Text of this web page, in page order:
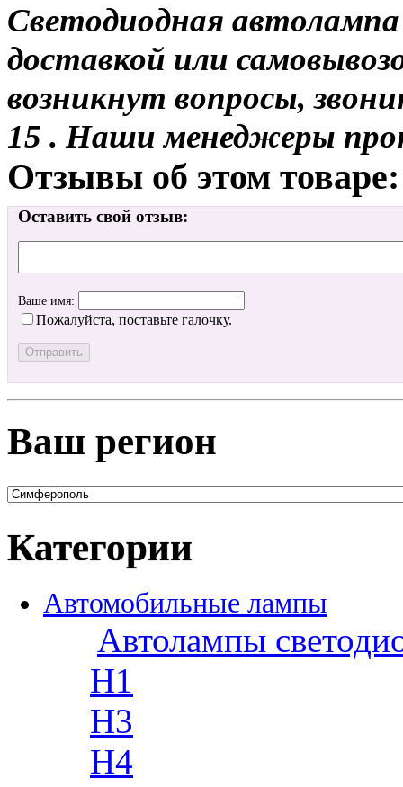
Светодиодная
доставкой или
возникнут вопросы,
15 . Наши менеджеры
Отзывы об этом товаре:
Оставить свой отзыв:
Ваше имя:
Пожалуйста, поставьте галочку.
Ваш регион
Категории
Автомобильные лампы
Автолампы
H1
H3
H4